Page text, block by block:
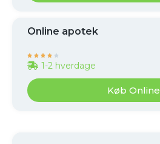
Online apotek
    
1-2 hverdage
Køb Online